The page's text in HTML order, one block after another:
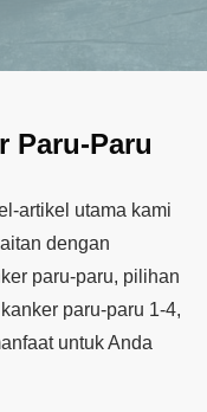
Paru-Paru
artikel utama kami
dengan
paru-paru, pilihan
paru-paru 1-4,
untuk Anda